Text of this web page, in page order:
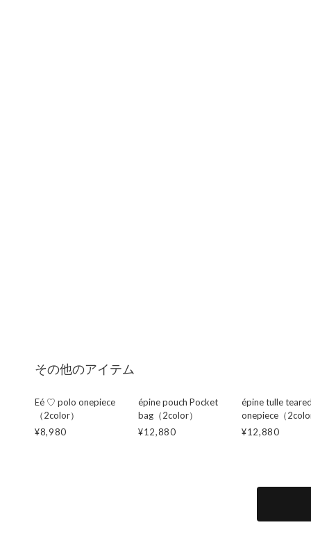
その他のアイテム
Eé ♡ polo onepiece
（2color）
¥8,980
épine pouch Pocket
bag（2color）
¥12,880
épine tulle
onepiece（
¥12,880